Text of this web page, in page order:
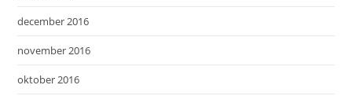
december 2016
november 2016
oktober 2016